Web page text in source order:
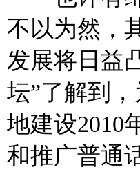
不以为然，
发展将日益
坛”了解到
地建设2010
和推广普通